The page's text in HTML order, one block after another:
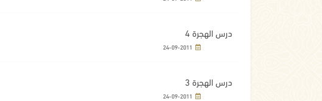
درس الهجرة 4
درس الهجرة 3